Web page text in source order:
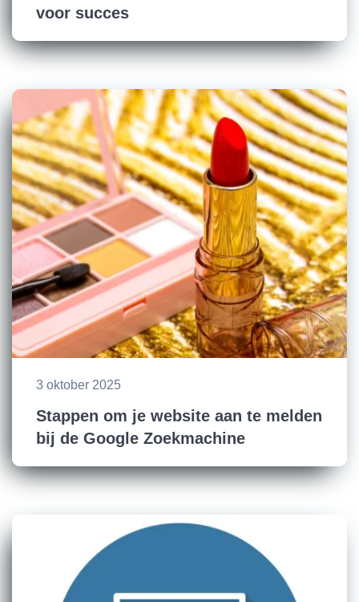
voor succes
3 oktober 2025
Stappen om je website aan te melden
bij de Google Zoekmachine